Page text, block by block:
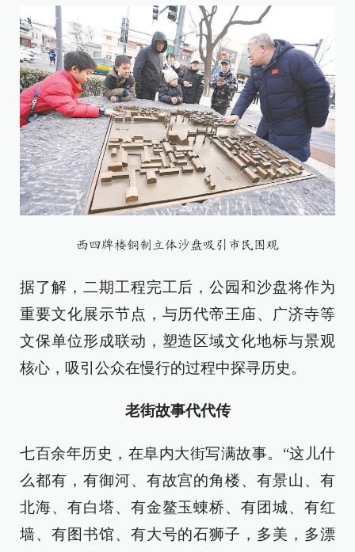
西四牌楼铜制立体沙盘吸引市民围观
据了解，二期工程完工后，公园和沙盘将作为
重要文化展示节点，与历代帝王庙、广济寺等
文保单位形成联动，塑造区域文化地标与景观
核心，吸引公众在慢行的过程中探寻历史。
老街故事代代传
七百余年历史，在阜内大街写满故事。“这儿什
么都有，有御河、有故宫的角楼、有景山、有
北海、有白塔、有金鳌玉蝀桥、有团城、有红
墙、有图书馆、有大号的石狮子，多美，多漂